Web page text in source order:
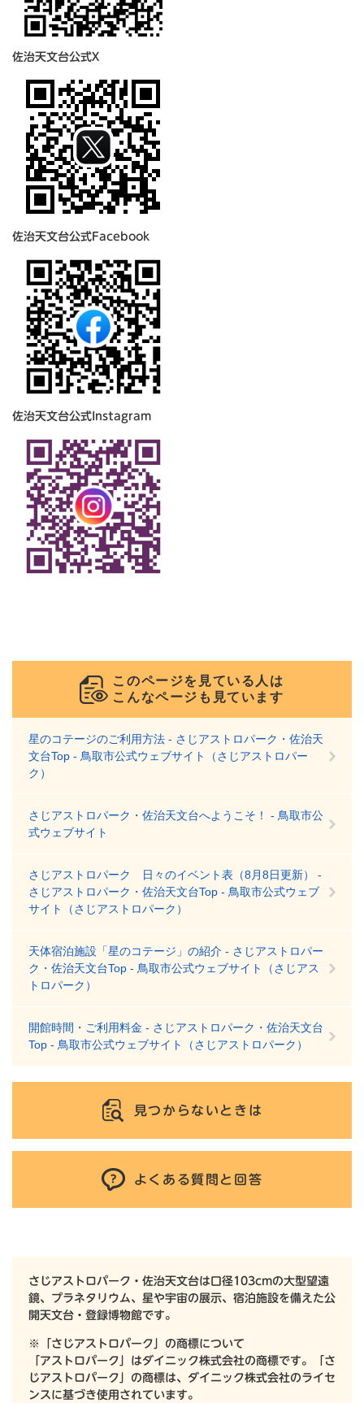
佐治天文台公式X
佐治天文台公式Facebook
佐治天文台公式Instagram
このページを見ている人は
こんなページも見ています
星のコテージのご利用方法 - さじアストロパーク・佐治天
文台Top - 鳥取市公式ウェブサイト（さじアストロパー
ク）
さじアストロパーク・佐治天文台へようこそ！ - 鳥取市公
式ウェブサイト
さじアストロパーク 日々のイベント表（8月8日更新） -
さじアストロパーク・佐治天文台Top - 鳥取市公式ウェブ
サイト（さじアストロパーク）
天体宿泊施設「星のコテージ」の紹介 - さじアストロパー
ク・佐治天文台Top - 鳥取市公式ウェブサイト（さじアス
トロパーク）
開館時間・ご利用料金 - さじアストロパーク・佐治天文台
Top - 鳥取市公式ウェブサイト（さじアストロパーク）
見つからないときは
よくある質問と回答
さじアストロパーク・佐治天文台は口径103cmの大型望遠
鏡、プラネタリウム、星や宇宙の展示、宿泊施設を備えた公
開天文台・登録博物館です。
※「さじアストロパーク」の商標について
「アストロパーク」はダイニック株式会社の商標です。「さ
じアストロパーク」の商標は、ダイニック株式会社のライセ
ンスに基づき使用されています。